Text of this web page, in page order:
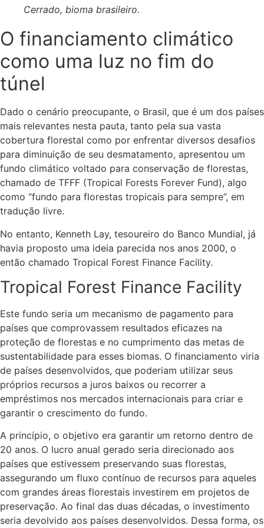
Cerrado, bioma brasileiro.
O financiamento climático
como uma luz no fim do
túnel
Dado o cenário preocupante, o Brasil, que é um dos países
mais relevantes nesta pauta, tanto pela sua vasta
cobertura florestal como por enfrentar diversos desafios
para diminuição de seu desmatamento, apresentou um
fundo climático voltado para conservação de florestas,
chamado de TFFF (Tropical Forests Forever Fund), algo
como “fundo para florestas tropicais para sempre”, em
tradução livre.
No entanto, Kenneth Lay, tesoureiro do Banco Mundial, já
havia proposto uma ideia parecida nos anos 2000, o
então chamado Tropical Forest Finance Facility.
Tropical Forest Finance Facility
Este fundo seria um mecanismo de pagamento para
países que comprovassem resultados eficazes na
proteção de florestas e no cumprimento das metas de
sustentabilidade para esses biomas. O financiamento viria
de países desenvolvidos, que poderiam utilizar seus
próprios recursos a juros baixos ou recorrer a
empréstimos nos mercados internacionais para criar e
garantir o crescimento do fundo.
A princípio, o objetivo era garantir um retorno dentro de
20 anos. O lucro anual gerado seria direcionado aos
países que estivessem preservando suas florestas,
assegurando um fluxo contínuo de recursos para aqueles
com grandes áreas florestais investirem em projetos de
preservação. Ao final das duas décadas, o investimento
seria devolvido aos países desenvolvidos. Dessa forma, os